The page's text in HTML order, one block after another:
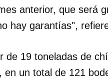
anterior, que será
hay garantías",
de 19 toneladas de
un total de 121